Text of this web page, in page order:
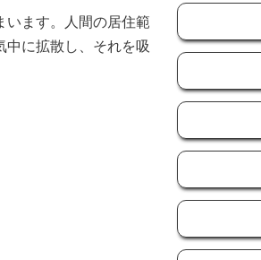
ます。人間の居住範
中に拡散し、それを吸